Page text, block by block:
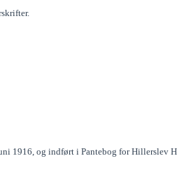
1916, og indført i Pantebog for Hillerslev